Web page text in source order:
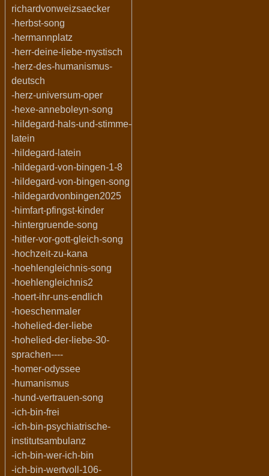
richardvonweizsaecker
-herbst-song
-hermannplatz
-herr-deine-liebe-mystisch
-herz-des-humanismus-
deutsch
-herz-universum-oper
-hexe-anneboleyn-song
-hildegard-hals-und-stimme-
latein
-hildegard-latein
-hildegard-von-bingen-1-8
-hildegard-von-bingen-song
-hildegardvonbingen2025
-himfart-pfingst-kinder
-hintergruende-song
-hitler-vor-gott-gleich-song
-hochzeit-zu-kana
-hoehlengleichnis-song
-hoehlengleichnis2
-hoert-ihr-uns-endlich
-hoeschenmaler
-hohelied-der-liebe
-hohelied-der-liebe-30-
sprachen----
-homer-odyssee
-humanismus
-hund-vertrauen-song
-ich-bin-frei
-ich-bin-psychiatrische-
institutsambulanz
-ich-bin-wer-ich-bin
-ich-bin-wertvoll-106-